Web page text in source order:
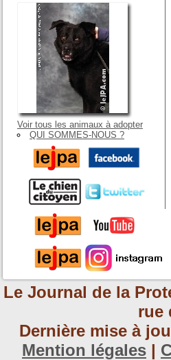
Voir tous les animaux à adopter
QUI SOMMES-NOUS ?
Le Journal de la
rue
Dernière mise à
Mention légales |